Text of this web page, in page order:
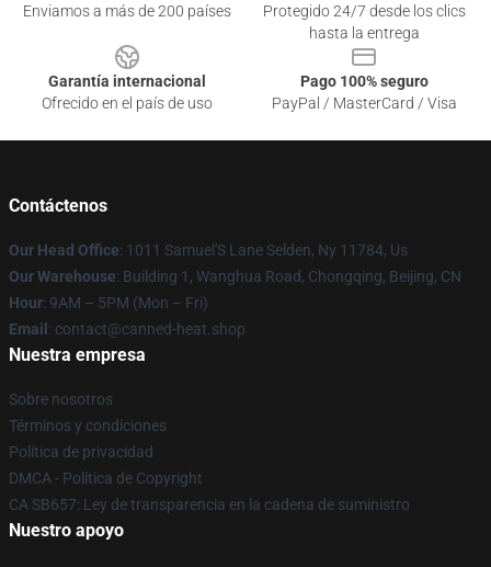
Enviamos a más de 200 países
Protegido 24/7 desde los clics
hasta la entrega
Garantía internacional
Ofrecido en el país de uso
Pago 100% seguro
PayPal / MasterCard / Visa
Contáctenos
Our Head Office: 1011 Samuel'S Lane Selden, Ny 11784, Us
Our Warehouse: Building 1, Wanghua Road, Chongqing, Beijing, CN
Hour: 9AM – 5PM (Mon – Fri)
Email : contact@canned-heat.shop
Nuestra empresa
Sobre nosotros
Términos y condiciones
Política de privacidad
DMCA - Política de Copyright
CA SB657: Ley de transparencia en la cadena de suministro
Nuestro apoyo